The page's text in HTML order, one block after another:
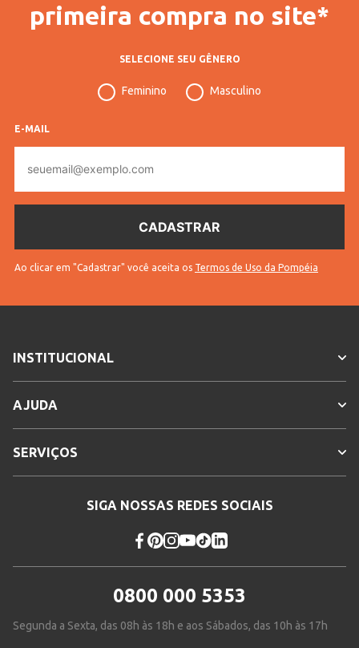
para Solteiro e Casal | Confira .
INFORMAÇÕES COMPLEMENTARES
Código
Tamanho
Casal
10703605982004
Sem troca
* Para sua segurança, não
efetuamos a troca deste produto.
Cores Azul
primeira compra no site*
SELECIONE SEU GÊNERO
Feminino Masculino
E-MAIL
mail
Ao clicar em "Cadastrar" você aceita os Termos de Uso da Pompéia
INSTITUCIONAL
AJUDA
SERVIÇOS
SIGA NOSSAS REDES SOCIAIS
0800 000 5353
Segunda a Sexta, das 08h às 18h e aos Sábados, das 10h às 17h